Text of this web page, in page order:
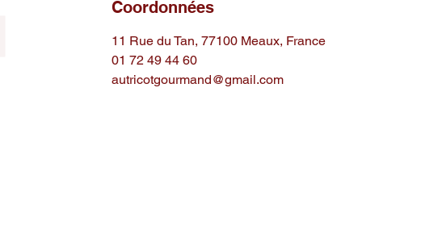
Coordonnées
11 Rue du Tan, 77100 Meaux, France
01 72 49 44 60
autricotgourmand@gmail.com